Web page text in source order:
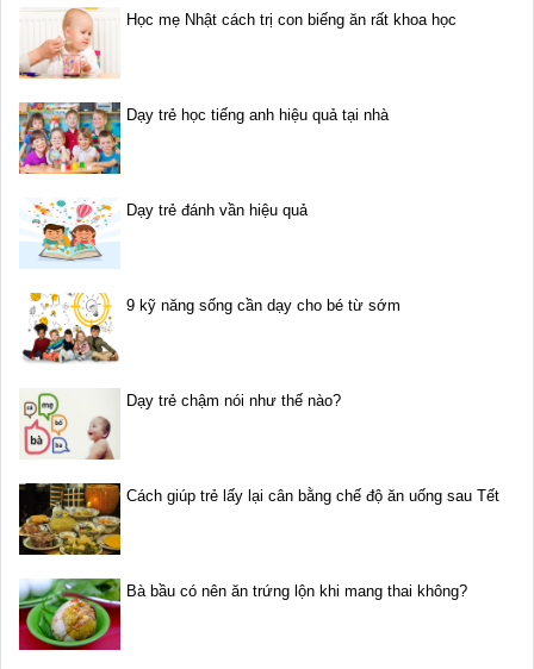
Học mẹ Nhật cách trị con biếng ăn rất khoa học
Dạy trẻ học tiếng anh hiệu quả tại nhà
Dạy trẻ đánh vần hiệu quả
9 kỹ năng sống cần dạy cho bé từ sớm
Dạy trẻ chậm nói như thế nào?
Cách giúp trẻ lấy lại cân bằng chế độ ăn uống sau Tết
Bà bầu có nên ăn trứng lộn khi mang thai không?